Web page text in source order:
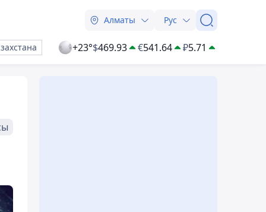
Алматы Рус
+23°$469.93 €541.64 ₽5.71